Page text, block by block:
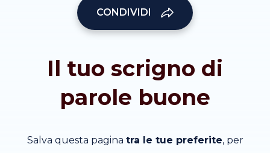
CONDIVIDI
Il tuo scrigno di
parole buone
Salva questa pagina tra le tue preferite, per